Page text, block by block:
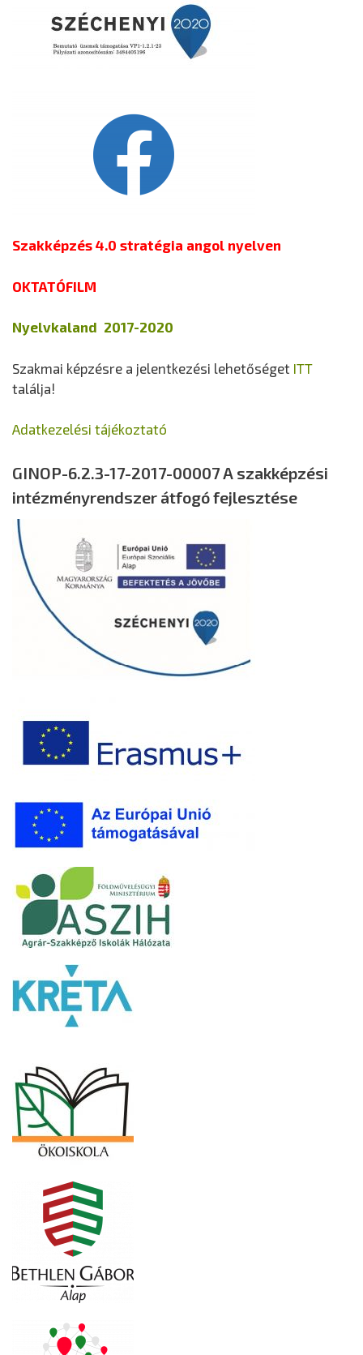
Szakképzés 4.0 stratégia angol nyelven
OKTATÓFILM
Nyelvkaland 2017-2020
Szakmai képzésre a jelentkezési lehetőséget ITT
találja!
Adatkezelési tájékoztató
GINOP-6.2.3-17-2017-00007 A szakképzési
intézményrendszer átfogó fejlesztése